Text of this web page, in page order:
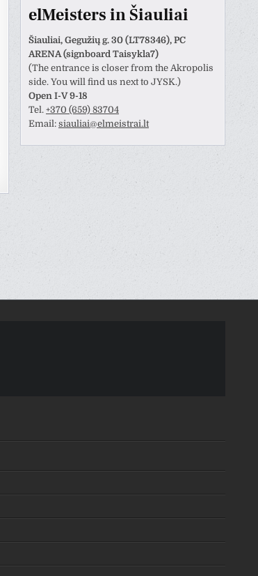
elMeisters in Šiauliai
Šiauliai, Gegužių g. 30 (LT78346), PC
ARENA (signboard Taisykla7)
(The entrance is closer from the Akropolis
side. You will find us next to JYSK.)
Open I-V 9-18
Tel. +370 (659) 83704
Email: siauliai@elmeistrai.lt